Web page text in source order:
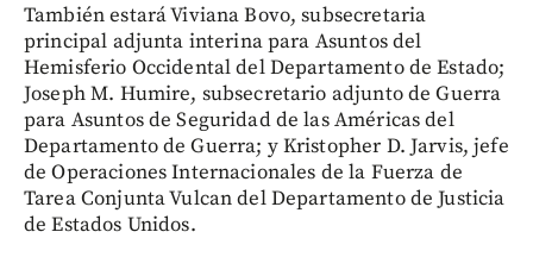
También estará Viviana Bovo, subsecretaria
principal adjunta interina para Asuntos del
Hemisferio Occidental del Departamento de Estado;
Joseph M. Humire, subsecretario adjunto de Guerra
para Asuntos de Seguridad de las Américas del
Departamento de Guerra; y Kristopher D. Jarvis, jefe
de Operaciones Internacionales de la Fuerza de
Tarea Conjunta Vulcan del Departamento de Justicia
de Estados Unidos.